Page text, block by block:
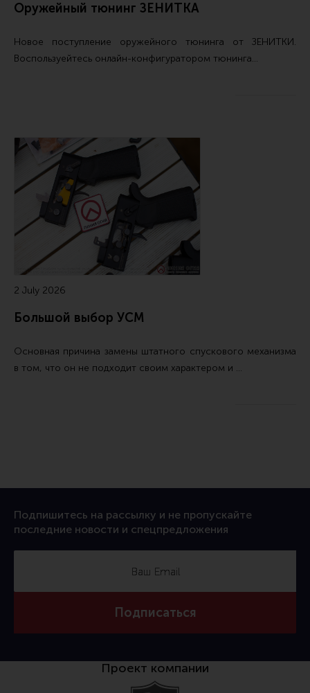
Оружейный тюнинг ЗЕНИТКА
Новое поступление оружейного тюнинга от ЗЕНИТКИ.
Воспользуейтесь онлайн-конфигуратором тюнинга…
2 July 2026
Большой выбор УСМ
Основная причина замены штатного спускового механизма
в том, что он не подходит своим характером и …
Подпишитесь на рассылку и не пропускайте
последние новости и спецпредложения
Подписаться
Проект компании